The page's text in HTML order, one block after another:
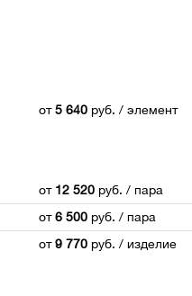
от5 640 руб. / элемент
от 12 520 руб. / пара
от6 500 руб. / пара
от9 770 руб. / изделие